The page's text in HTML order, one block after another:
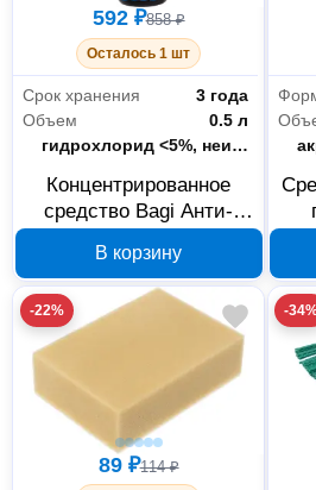
592 ₽858 ₽
Осталось 1 шт
Срок хранения
3 года
Объем
0.5 л
Состав
гидрохлорид <5%, неионогенные поверхностно-активные вещества 5-15%, стабилизаторы, очищенная вода , ароматизатор
Концентрированное
средство Bagi Анти-
7290003395101
В корзину
-22%
89 ₽114 ₽
-